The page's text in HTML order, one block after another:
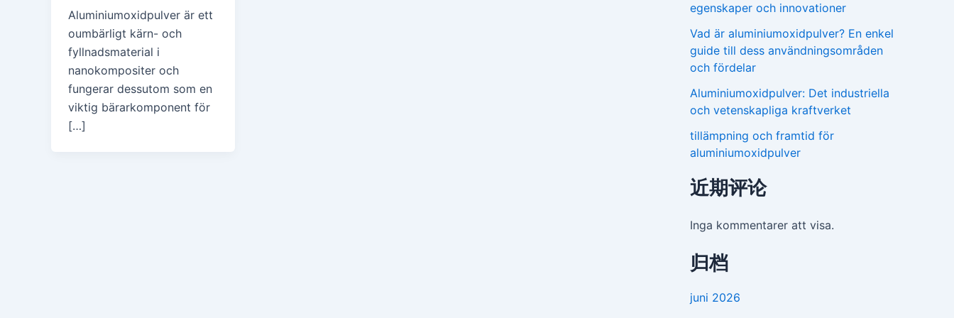
Aluminiumoxidpulver är ett
oumbärligt kärn- och
fyllnadsmaterial i
nanokompositer och
fungerar dessutom som en
viktig bärarkomponent för
[…]
egenskaper och innovationer
Vad är aluminiumoxidpulver? En enkel
guide till dess användningsområden
och fördelar
Aluminiumoxidpulver: Det industriella
och vetenskapliga kraftverket
tillämpning och framtid för
aluminiumoxidpulver
近期评论
Inga kommentarer att visa.
归档
juni 2026